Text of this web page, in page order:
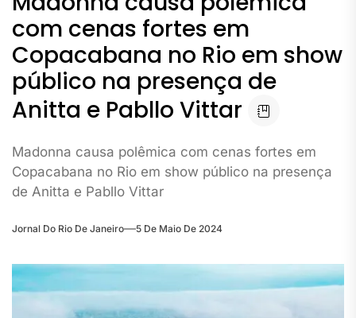
com cenas fortes em
Copacabana no Rio em show
público na presença de
Anitta e Pabllo Vittar
Madonna causa polêmica com cenas fortes em
Copacabana no Rio em show público na presença
de Anitta e Pabllo Vittar
Jornal Do Rio De Janeiro 5 De Maio De 2024